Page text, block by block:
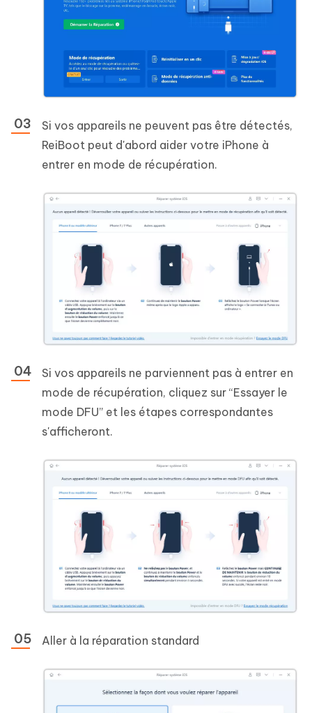
Si vos appareils ne peuvent pas être détectés,
ReiBoot peut d'abord aider votre iPhone à
entrer en mode de récupération.
Si vos appareils ne parviennent pas à entrer en
mode de récupération, cliquez sur “Essayer le
mode DFU” et les étapes correspondantes
s'afficheront.
Aller à la réparation standard